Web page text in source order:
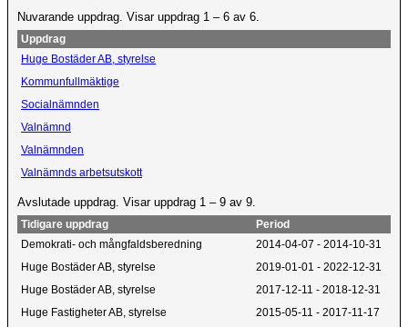
Nuvarande uppdrag. Visar uppdrag 1 – 6 av 6.
Uppdrag
Huge Bostäder AB, styrelse
Kommunfullmäktige
Socialnämnden
Valnämnd
Valnämnden
Valnämnds arbetsutskott
Avslutade uppdrag. Visar uppdrag 1 – 9 av 9.
Tidigare uppdrag
Period
Demokrati- och mångfaldsberedning
2014-04-07 - 2014-10-31
Huge Bostäder AB, styrelse 2019-01-01 - 2022-12-31
Huge Bostäder AB, styrelse 2017-12-11 - 2018-12-31
Huge Fastigheter AB, styrelse 2015-05-11 - 2017-11-17